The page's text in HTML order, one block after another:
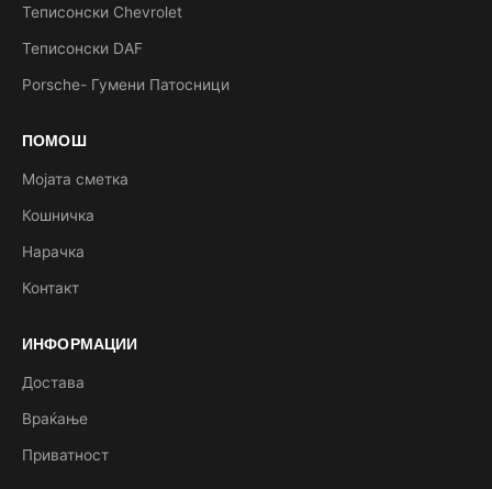
Теписонски Chevrolet
Теписонски DAF
Porsche- Гумени Патосници
ПОМОШ
Мојата сметка
Кошничка
Нарачка
Контакт
ИНФОРМАЦИИ
Достава
Враќање
Приватност